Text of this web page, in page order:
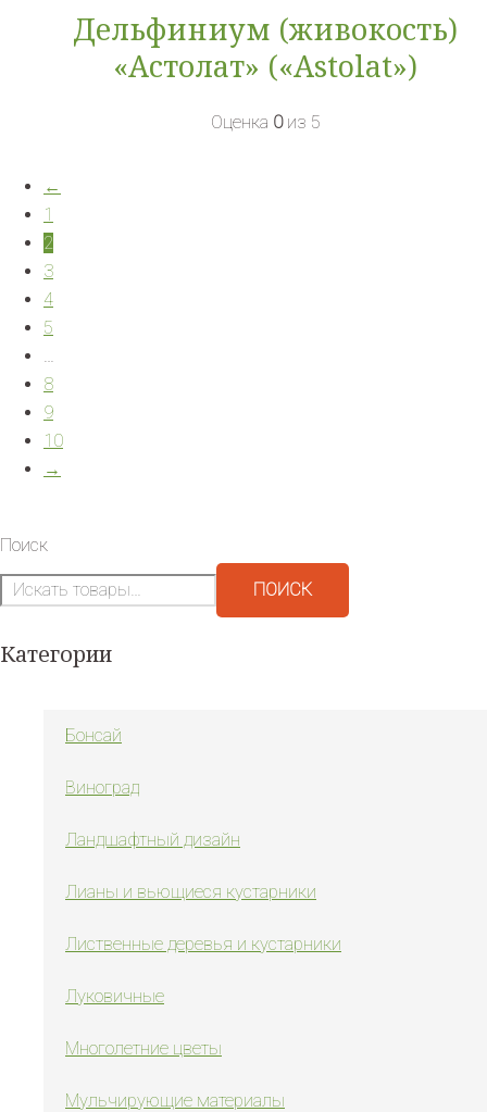
Поиск
ПОИСК
Категории
Бонсай
Виноград
Ландшафтный дизайн
Лианы и вьющиеся кустарники
Лиственные деревья и кустарники
Луковичные
Многолетние цветы
Мульчирующие материалы
Дельфиниум (живокость)
«Астолат» («Astolat»)
Оценка 0из 5
←
1
2
3
4
5
8
9
10
→